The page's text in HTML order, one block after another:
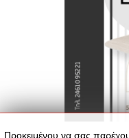
Προκειμένου να σας